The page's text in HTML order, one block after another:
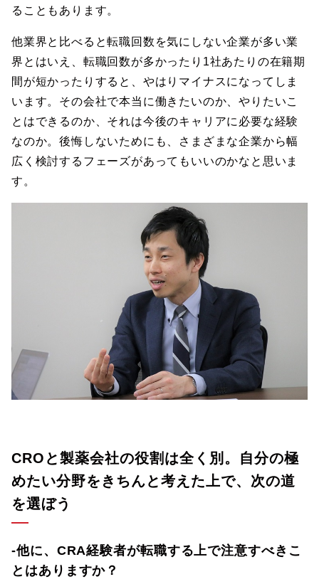
ることもあります。
他業界と比べると転職回数を気にしない企業が多い業
界とはいえ、転職回数が多かったり1社あたりの在籍期
間が短かったりすると、やはりマイナスになってしま
います。その会社で本当に働きたいのか、やりたいこ
とはできるのか、それは今後のキャリアに必要な経験
なのか。後悔しないためにも、さまざまな企業から幅
広く検討するフェーズがあってもいいのかなと思いま
す。
CROと製薬会社の役割は全く別。自分の極
めたい分野をきちんと考えた上で、次の道
を選ぼう
-他に、CRA経験者が転職する上で注意すべきこ
とはありますか？